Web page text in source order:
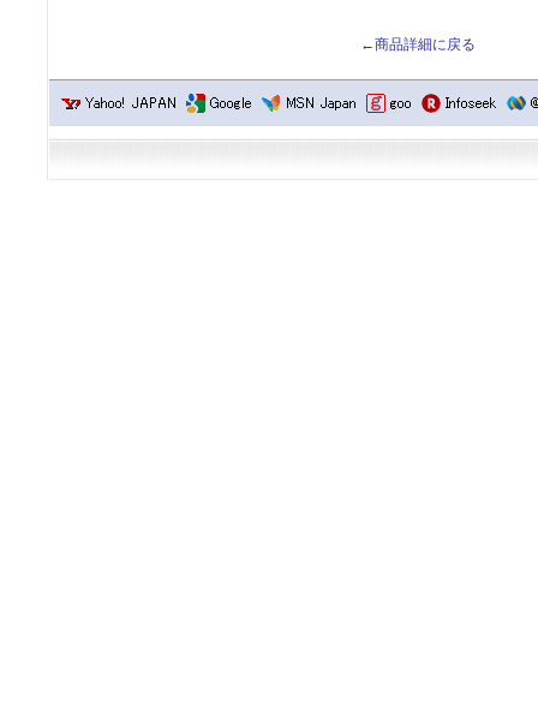
←商品詳細に戻る